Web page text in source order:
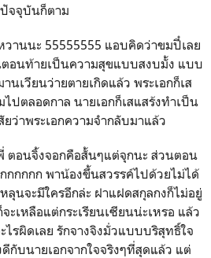
ปัจจุบันก็ตาม
วานนะ 55555555 แอบคิดว่าขมปี๋เลย
ตอนท้ายเป็นความสุขแบบสงบมั้ง แบบ
เวียนว่ายตายเกิดแล้ว พระเอกก็เส
ปตลอดกาล นายเอกก็เสแสร้งทำเป็น
ยว่าพระเอกความจำกลับมาแล้ว
ตอนจิ้งจอกคือสั้นๆแต่จุกนะ ส่วนตอน
กกกกก พาน้องขึ้นสวรรค์ไปด้วยไม่ได้
ลุนจะมีใครอีกล่ะ ฝาแฝดสกุลกงก็ไม่อยู่
ะเหลือแต่กระเรียนเซียนน่ะเหรอ แล้ว
รผิดเลย รักจางจิงมั่วแบบบริสุทธิ์ใจ
กับนายเอกจากใจจริงๆที่สุดแล้ว แต่